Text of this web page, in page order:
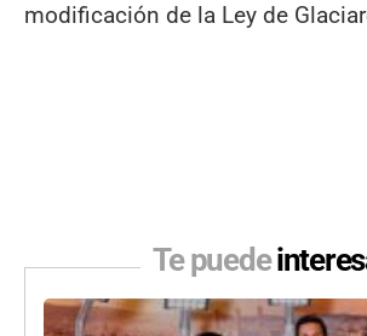
modificación de la Ley de
Te puede